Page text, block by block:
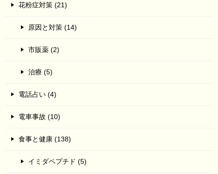
花粉症対策 (21)
原因と対策 (14)
市販薬 (2)
治療 (5)
電話占い (4)
電車事故 (10)
食事と健康 (138)
イミダペプチド (5)